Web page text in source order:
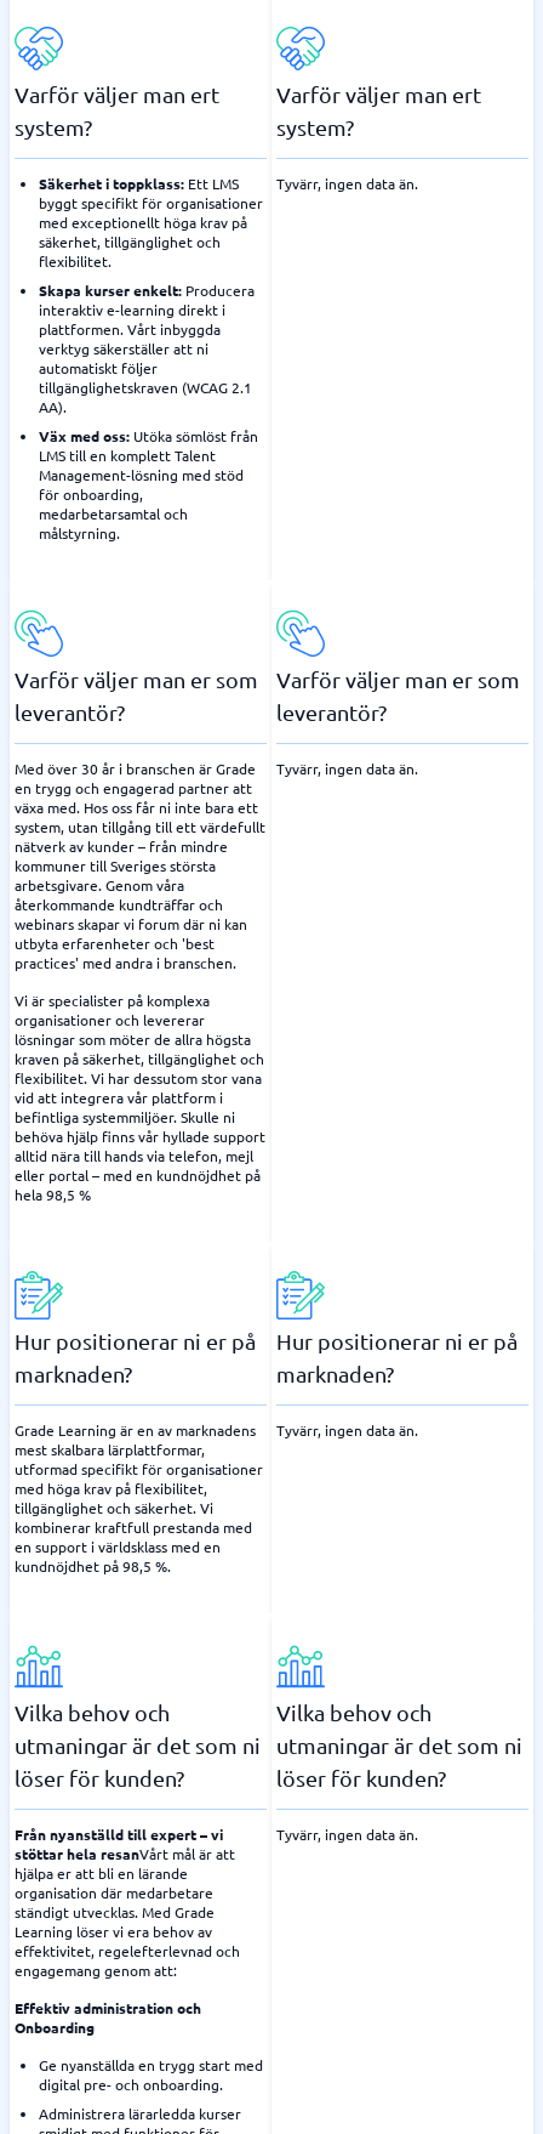
Varför väljer man ert
system?
Säkerhet i toppklass: Ett LMS
byggt specifikt för organisationer
med exceptionellt höga krav på
säkerhet, tillgänglighet och
flexibilitet.
Skapa kurser enkelt: Producera
interaktiv e-learning direkt i
plattformen. Vårt inbyggda
verktyg säkerställer att ni
automatiskt följer
tillgänglighetskraven (WCAG 2.1
AA).
Väx med oss: Utöka sömlöst från
LMS till en komplett Talent
Management-lösning med stöd
för onboarding,
medarbetarsamtal och
målstyrning.
Varför väljer man ert
system?
Tyvärr, ingen data än.
Varför väljer man er som
leverantör?
Med över 30 år i branschen är Grade
en trygg och engagerad partner att
växa med. Hos oss får ni inte bara ett
system, utan tillgång till ett värdefullt
nätverk av kunder – från mindre
kommuner till Sveriges största
arbetsgivare. Genom våra
återkommande kundträffar och
webinars skapar vi forum där ni kan
utbyta erfarenheter och 'best
practices' med andra i branschen.
Vi är specialister på komplexa
organisationer och levererar
lösningar som möter de allra högsta
kraven på säkerhet, tillgänglighet och
flexibilitet. Vi har dessutom stor vana
vid att integrera vår plattform i
befintliga systemmiljöer. Skulle ni
behöva hjälp finns vår hyllade support
alltid nära till hands via telefon, mejl
eller portal – med en kundnöjdhet på
hela 98,5 %
Varför väljer man er som
leverantör?
Tyvärr, ingen data än.
Hur positionerar ni er på
marknaden?
Grade Learning är en av marknadens
mest skalbara lärplattformar,
utformad specifikt för organisationer
med höga krav på flexibilitet,
tillgänglighet och säkerhet. Vi
kombinerar kraftfull prestanda med
en support i världsklass med en
kundnöjdhet på 98,5 %.
Hur positionerar ni er på
marknaden?
Tyvärr, ingen data än.
Vilka behov och
utmaningar är det som ni
löser för kunden?
Från nyanställd till expert – vi
stöttar hela resanVårt mål är att
hjälpa er att bli en lärande
organisation där medarbetare
ständigt utvecklas. Med Grade
Learning löser vi era behov av
effektivitet, regelefterlevnad och
engagemang genom att:
Effektiv administration och
Onboarding
Ge nyanställda en trygg start med
digital pre- och onboarding.
Administrera lärarledda kurser
Vilka behov och
utmaningar är det som ni
löser för kunden?
Tyvärr, ingen data än.